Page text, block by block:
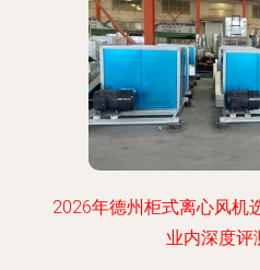
2026年德州柜式离心风机
业内深度评